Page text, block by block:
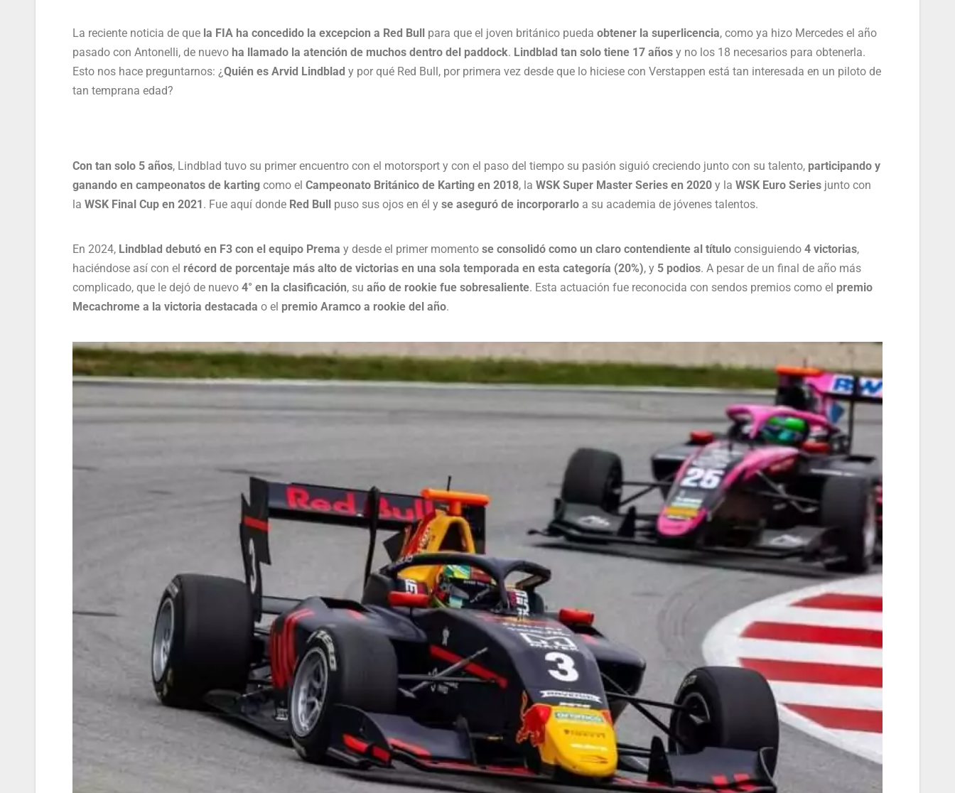
La reciente noticia de que la FIA ha concedido la excepcion a Red Bull para que el joven británico pueda obtener la superlicencia, como ya hizo Mercedes el año
pasado con Antonelli, de nuevo ha llamado la atención de muchos dentro del paddock. Lindblad tan solo tiene 17 años y no los 18 necesarios para obtenerla.
Esto nos hace preguntarnos: ¿Quién es Arvid Lindblad y por qué Red Bull, por primera vez desde que lo hiciese con Verstappen está tan interesada en un piloto de
tan temprana edad?
Con tan solo 5 años, Lindblad tuvo su primer encuentro con el motorsport y con el paso del tiempo su pasión siguió creciendo junto con su talento, participando y
ganando en campeonatos de karting como el Campeonato Británico de Karting en 2018, la WSK Super Master Series en 2020 y la WSK Euro Series junto con
la WSK Final Cup en 2021 . Fue aquí donde Red Bull puso sus ojos en él y se aseguró de incorporarlo a su academia de jóvenes talentos.
En 2024, Lindblad debutó en F3 con el equipo Prema y desde el primer momento se consolidó como un claro contendiente al título consiguiendo 4 victorias,
haciéndose así con el récord de porcentaje más alto de victorias en una sola temporada en esta categoría (20%), y 5 podios. A pesar de un final de año más
complicado, que le dejó de nuevo 4° en la clasificación, su año de rookie fue sobresaliente. Esta actuación fue reconocida con sendos premios como el premio
Mecachrome a la victoria destacada o el premio Aramco a rookie del año.